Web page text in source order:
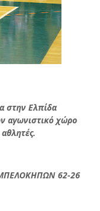
στην Ελπίδα
αγωνιστικό χώρο
62-26